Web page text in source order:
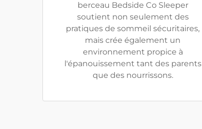
berceau Bedside Co Sleeper
soutient non seulement des
pratiques de sommeil sécuritaires,
mais crée également un
environnement propice à
l'épanouissement tant des parents
que des nourrissons.